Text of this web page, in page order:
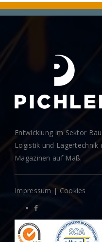
Entwicklung im Sektor
Logistik und
Magazinen auf Maß.
Impressum | Cookies